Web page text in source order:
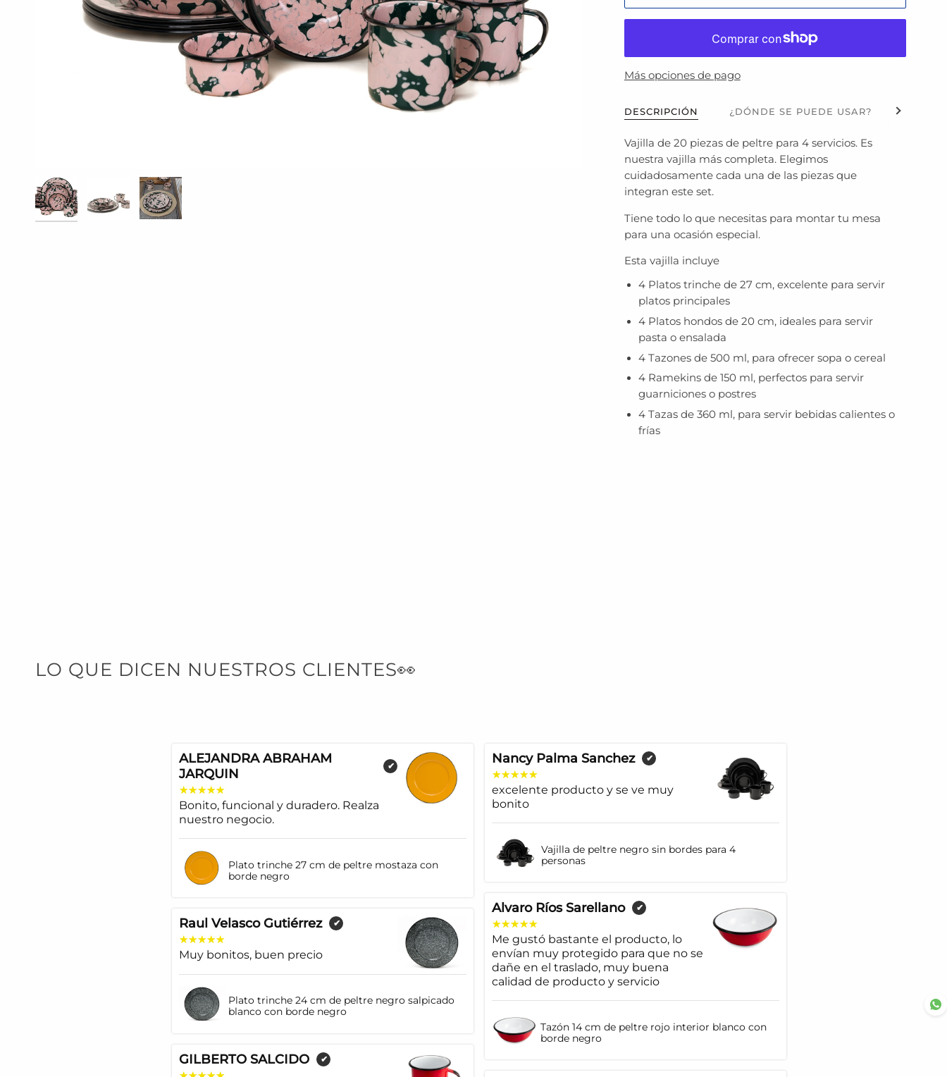
Más opciones de pago
DESCRIPCIÓN ¿DÓNDE SE PUEDE USAR? Ver todo
Vajilla de 20 piezas de peltre para 4 servicios. Es
nuestra vajilla más completa. Elegimos
cuidadosamente cada una de las piezas que
integran este set.
Tiene todo lo que necesitas para montar tu mesa
para una ocasión especial.
Esta vajilla incluye
4 Platos trinche de 27 cm, excelente para servir
platos principales
4 Platos hondos de 20 cm, ideales para servir
pasta o ensalada
4 Tazones de 500 ml, para ofrecer sopa o cereal
4 Ramekins de 150 ml, perfectos para servir
guarniciones o postres
4 Tazas de 360 ml, para servir bebidas calientes o
frías
LO QUE DICEN NUESTROS CLIENTES👀
ALEJANDRA ABRAHAM
JARQUIN
✔
Bonito, funcional y duradero. Realza
nuestro negocio.
Plato trinche 27 cm de peltre mostaza con
borde negro
Nancy Palma Sanchez ✔
excelente producto y se ve muy
bonito
Vajilla de peltre negro sin bordes para 4
personas
Raul Velasco Gutiérrez ✔
Muy bonitos, buen precio
Plato trinche 24 cm de peltre negro salpicado
blanco con borde negro
Alvaro Ríos Sarellano ✔
Me gustó bastante el producto, lo
envían muy protegido para que no se
dañe en el traslado, muy buena
calidad de producto y servicio
Tazón 14 cm de peltre rojo interior blanco con
borde negro
GILBERTO SALCIDO ✔